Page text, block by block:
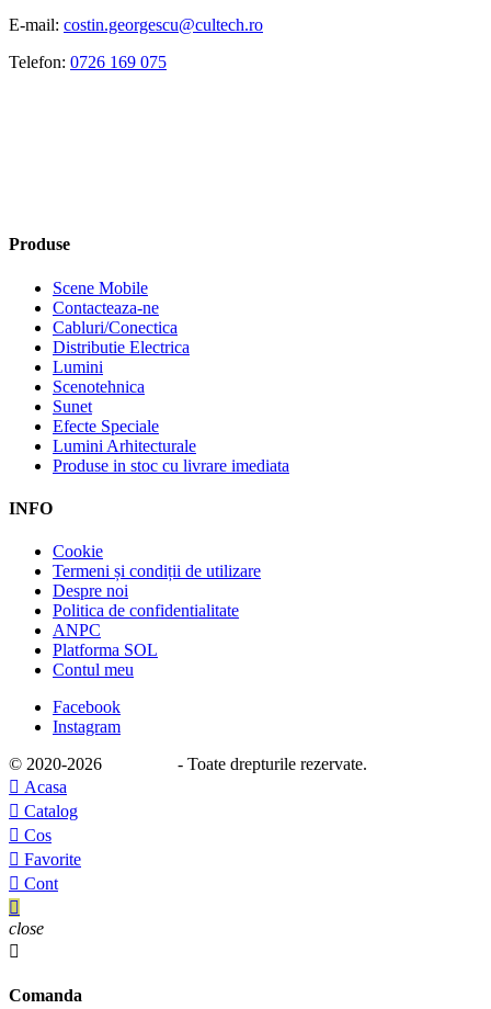
E-mail: costin.georgescu@cultech.ro
Telefon: 0726 169 075
Produse
Scene Mobile
Contacteaza-ne
Cabluri/Conectica
Distributie Electrica
Lumini
Scenotehnica
Sunet
Efecte Speciale
Lumini Arhitecturale
Produse in stoc cu livrare imediata
INFO
Cookie
Termeni și condiții de utilizare
Despre noi
Politica de confidentialitate
ANPC
Platforma SOL
Contul meu
Facebook
Instagram
© 2020-2026
- Toate drepturile rezervate.
 Acasa
 Catalog
 Cos
 Favorite
 Cont

close

Comanda